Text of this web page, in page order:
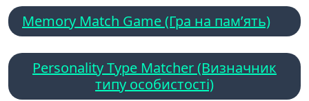
Memory Match Game (Гра на пам’ять)
Personality Type Matcher (Визначник
типу особистості)